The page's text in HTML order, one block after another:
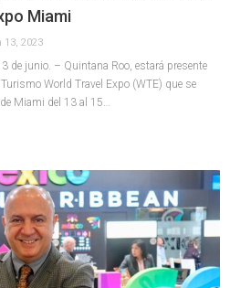
Miami
13, 2023
de junio. – Quintana Roo, estará presente
World Travel Expo (WTE) que se
de Miami del 13 al 15…